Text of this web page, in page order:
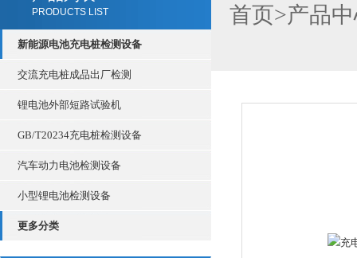
PRODUCTS LIST
新能源电池充电桩检测设备
交流充电桩成品出厂检测
锂电池外部短路试验机
GB/T20234充电桩检测设备
汽车动力电池检测设备
小型锂电池检测设备
更多分类
首页>产品